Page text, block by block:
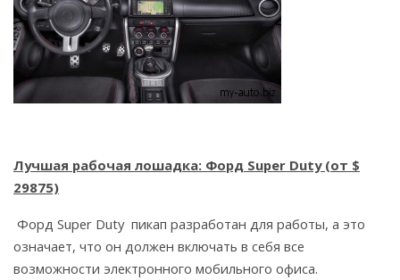
Лучшая рабочая лошадка: Форд Super Duty (от $
29875)
Форд Super Duty пикап разработан для работы, а это
означает, что он должен включать в себя все
возможности электронного мобильного офиса.